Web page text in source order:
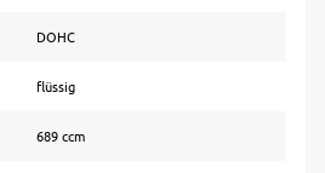
DOHC
flüssig
689 ccm